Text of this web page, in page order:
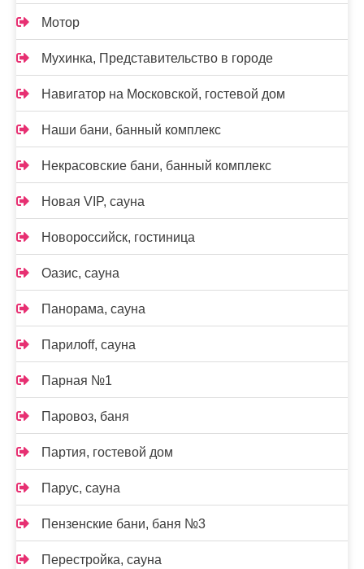
Мотор
Мухинка, Представительство в городе
Навигатор на Московской, гостевой дом
Наши бани, банный комплекс
Некрасовские бани, банный комплекс
Новая VIP, сауна
Новороссийск, гостиница
Оазис, сауна
Панорама, сауна
Парилоff, сауна
Парная №1
Паровоз, баня
Партия, гостевой дом
Парус, сауна
Пензенские бани, баня №3
Перестройка, сауна